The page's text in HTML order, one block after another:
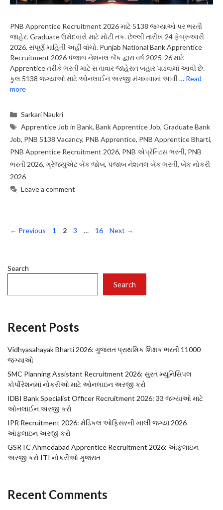
PNB Apprentice Recruitment 2026 માટે 5138 જગ્યાઓ પર ભરતી
જાહેર. Graduate ઉમેદવારો માટે મોટી તક. છેલ્લી તારીખ 24 ફેબ્રુઆરી
2026. સંપૂર્ણ માહિતી અહીં વાંચો. Punjab National Bank Apprentice
Recruitment 2026 પંજાબ નેશનલ બેંક દ્વારા વર્ષ 2025-26 માટે
Apprentice તરીકે ભરતી માટે સત્તાવાર જાહેરાત બહાર પાડવામાં આવી છે.
કુલ 5138 જગ્યાઓ માટે ઓનલાઈન અરજી મંગાવવામાં આવી … Read
more
Categories
Sarkari Naukri
Tags
Apprentice Job in Bank,Bank Apprentice Job,Graduate Bank
Job, PNB 5138 Vacancy, PNB Apprentice, PNB Apprentice Bharti,
PNB Apprentice Recruitment 2026, PNB એપ્રેન્ટિસ ભરતી, PNB
ભરતી 2026, ગ્રેજ્યુએટ બેંક જોબ, પંજાબ નેશનલ બેંક ભરતી, બેંક નોકરી
2026
Leave a comment
← Previous Page
1 Page
2 Page
3 … Page
16 Next →
Search
Search
Recent Posts
Vidhyasahayak Bharti 2026: ગુજરાત પ્રાથમિક શિક્ષક ભરતી 11000
જગ્યાઓ
SMC Planning Assistant Recruitment 2026: સુરત મ્યુનિસિપલ
કોર્પોરેશનમાં નોકરીઓ માટે ઓનલાઇન અરજી કરો
IDBI Bank Specialist Officer Recruitment 2026: 33 જગ્યાઓ માટે
ઓનલાઈન અરજી કરો
IPR Recruitment 2026: મેડિકલ ઓફિસરની ખાલી જગ્યા 2026
ઑફલાઇન અરજી કરો
GSRTC Ahmedabad Apprentice Recruitment 2026: ઑફલાઇન
અરજી કરો ITI નોકરીઓ ગુજરાત
Recent Comments